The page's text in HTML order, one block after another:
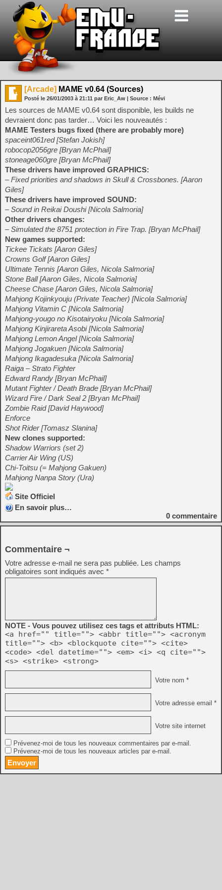
[Arcade] MAME v0.64 (Sources)
Posté le 26/01/2003 à 21:11 par Eric_Aw | Source : Mévi
Les sources de MAME v0.64 sont disponible, les builds ne
devraient donc pas tarder… Voici les nouveautés :
MAME Testers bugs fixed (there are probably more)
spaceint061red [Stefan Jokish]
robocop2056gre [Bryan McPhail]
stoneage060gre [Bryan McPhail]
These drivers have improved GRAPHICS:
– Fixed priorities and shadows in Skull & Crossbones. [Aaron
Giles]
These drivers have improved SOUND:
– Sound in Reikai Doushi [Nicola Salmoria]
Other drivers changes:
– Simulated the 8751 protection in Fire Trap. [Bryan McPhail]
New games supported:
Tickee Tickats [Aaron Giles]
Crowns Golf [Aaron Giles]
Ultimate Tennis [Aaron Giles, Nicola Salmoria]
Stone Ball [Aaron Giles, Nicola Salmoria]
Cheese Chase [Aaron Giles, Nicola Salmoria]
Mahjong Kojinkyouju (Private Teacher) [Nicola Salmoria]
Mahjong Vitamin C [Nicola Salmoria]
Mahjong-yougo no Kisotairyoku [Nicola Salmoria]
Mahjong Kinjirareta Asobi [Nicola Salmoria]
Mahjong Lemon Angel [Nicola Salmoria]
Mahjong Jogakuen [Nicola Salmoria]
Mahjong Ikagadesuka [Nicola Salmoria]
Raiga – Strato Fighter
Edward Randy [Bryan McPhail]
Mutant Fighter / Death Brade [Bryan McPhail]
Wizard Fire / Dark Seal 2 [Bryan McPhail]
Zombie Raid [David Haywood]
Enforce
Shot Rider [Tomasz Slanina]
New clones supported:
Shadow Warriors (set 2)
Carrier Air Wing (US)
Chi-Toitsu (= Mahjong Gakuen)
Mahjong Nanpa Story (Ura)
Site Officiel
En savoir plus…
0 commentaire
Commentaire ¬
Votre adresse e-mail ne sera pas publiée. Les champs
obligatoires sont indiqués avec *
NOTE - Vous pouvez utilisez ces tags et attributs HTML:
<a href="" title=""> <abbr title=""> <acronym
title=""> <b> <blockquote cite=""> <cite>
<code> <del datetime=""> <em> <i> <q cite="">
<s> <strike> <strong>
Votre nom *
Votre adresse email *
Votre site internet
Prévenez-moi de tous les nouveaux commentaires par e-mail.
Prévenez-moi de tous les nouveaux articles par e-mail.